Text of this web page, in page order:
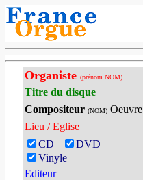
Organiste (prénom NOM)
Titre du disque
Compositeur (NOM)Oeuvre
Lieu / Eglise
CD
DVD
Vinyle
Editeur